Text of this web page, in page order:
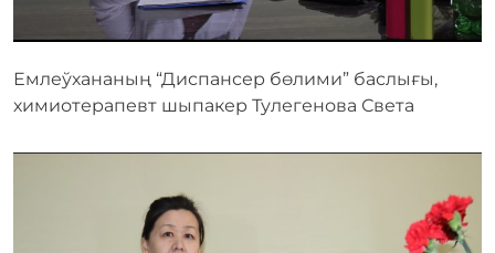
Емлеўхананың “Диспансер бөлими” баслығы,
химиотерапевт шыпакер Тулегенова Света